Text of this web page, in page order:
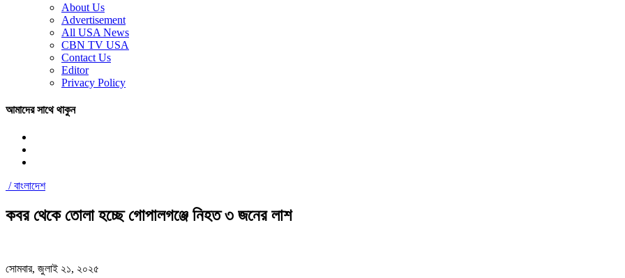
About Us
Advertisement
All USA News
CBN TV USA
Contact Us
Editor
Privacy Policy
আমাদের সাথে থাকুন
/বাংলাদেশ
কবর থেকে তোলা হচ্ছে গোপালগঞ্জে নিহত ৩ জনের লাশ
সোমবার, জুলাই ২১, ২০২৫